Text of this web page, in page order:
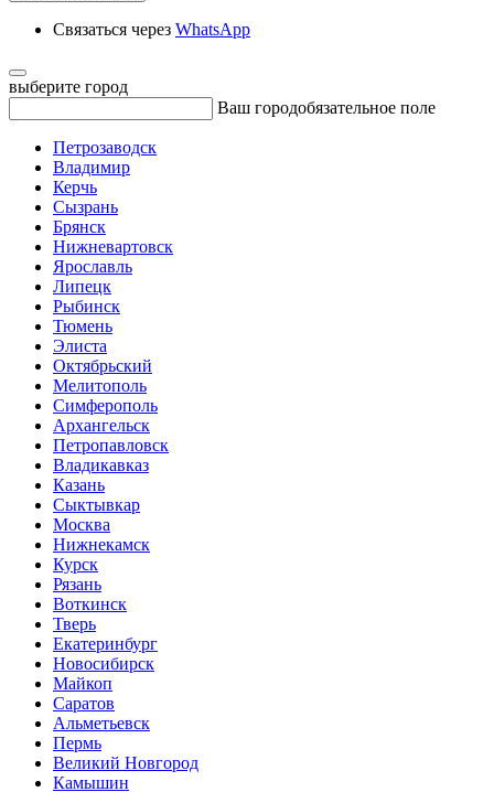
Связаться через WhatsApp
выберите город
Ваш городобязательное поле
Петрозаводск
Владимир
Керчь
Сызрань
Брянск
Нижневартовск
Ярославль
Липецк
Рыбинск
Тюмень
Элиста
Октябрьский
Мелитополь
Симферополь
Архангельск
Петропавловск
Владикавказ
Казань
Сыктывкар
Москва
Нижнекамск
Курск
Рязань
Воткинск
Тверь
Екатеринбург
Новосибирск
Майкоп
Саратов
Альметьевск
Пермь
Великий Новгород
Камышин